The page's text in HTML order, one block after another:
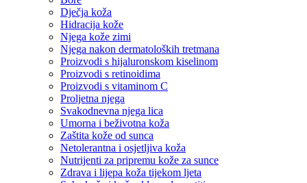
Dječja koža
Hidracija kože
Njega kože zimi
Njega nakon dermatoloških tretmana
Proizvodi s hijaluronskom kiselinom
Proizvodi s retinoidima
Proizvodi s vitaminom C
Proljetna njega
Svakodnevna njega lica
Umorna i beživotna koža
Zaštita kože od sunca
Netolerantna i osjetljiva koža
Nutrijenti za pripremu kože za sunce
Zdrava i lijepa koža tijekom ljeta